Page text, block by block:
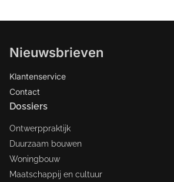
Nieuwsbrieven
Klantenservice
Contact
Dossiers
Ontwerppraktijk
Duurzaam bouwen
Woningbouw
Maatschappij en cultuur